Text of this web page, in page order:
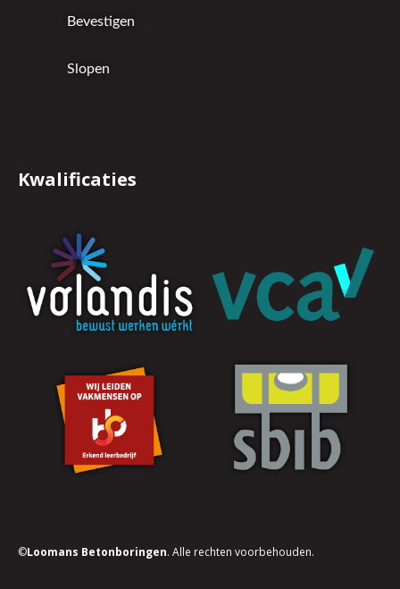
Bevestigen
Slopen
Kwalificaties
©Loomans Betonboringen. Alle rechten voorbehouden.